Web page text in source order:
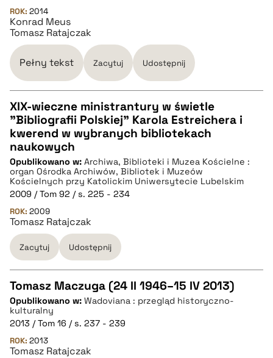
BIBTEX
pobierz cytat
ROK: 2014
Konrad Meus
Tomasz Ratajczak
Pełny tekst Zacytuj Udostępnij
CZYSTY TEKST
pobierz cytat
BIBTEX
pobierz cytat
XIX-wieczne ministrantury w świetle
"Bibliografii Polskiej" Karola Estreichera i
kwerend w wybranych bibliotekach
naukowych
Opublikowano w: Archiwa, Biblioteki i Muzea Kościelne :
organ Ośrodka Archiwów, Bibliotek i Muzeów
Kościelnych przy Katolickim Uniwersytecie Lubelskim
2009 / Tom 92 / s. 225 - 234
ROK: 2009
Tomasz Ratajczak
Zacytuj Udostępnij
CZYSTY TEKST
pobierz cytat
Tomasz Maczuga (24 II 1946–15 IV 2013)
Opublikowano w: Wadoviana : przegląd historyczno-
kulturalny
2013 / Tom 16 / s. 237 - 239
ROK: 2013
Tomasz Ratajczak